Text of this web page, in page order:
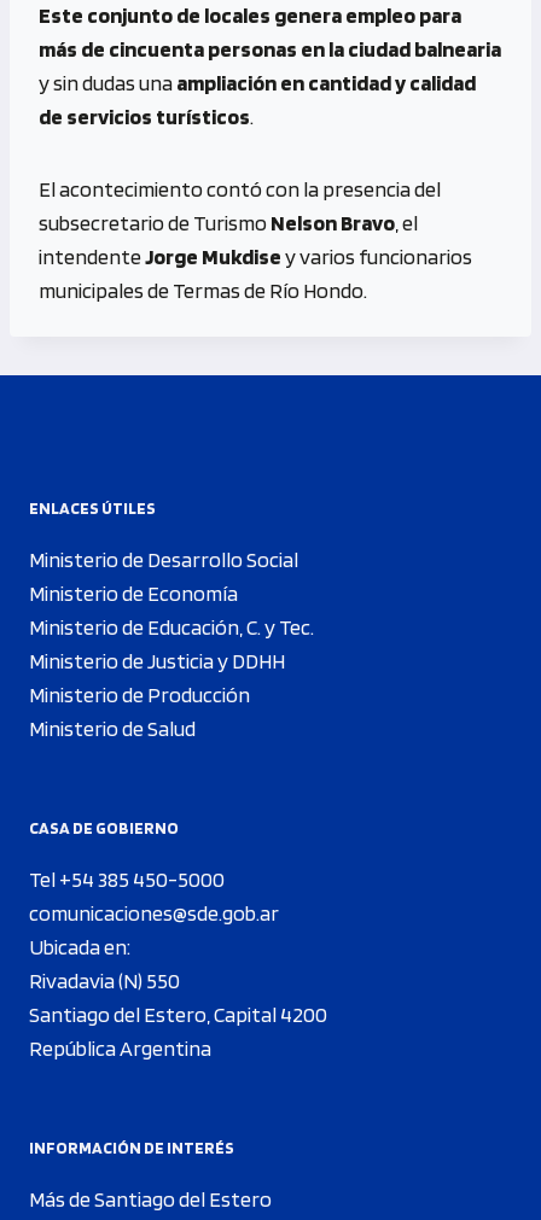
Este conjunto de locales genera empleo para
más de cincuenta personas en la ciudad balnearia
y sin dudas unaampliación en cantidad y calidad
de servicios turísticos.
El acontecimiento contó con la presencia del
subsecretario de TurismoNelson Bravo , el
intendenteJorge Mukdisey varios funcionarios
municipales de Termas de Río Hondo.
ENLACES ÚTILES
Ministerio de Desarrollo Social
Ministerio de Economía
Ministerio de Educación, C. y Tec.
Ministerio de Justicia y DDHH
Ministerio de Producción
Ministerio de Salud
CASA DE GOBIERNO
Tel +54 385 450-5000
comunicaciones@sde.gob.ar
Ubicada en:
Rivadavia (N) 550
Santiago del Estero, Capital 4200
República Argentina
INFORMACIÓN DE INTERÉS
Más de Santiago del Estero